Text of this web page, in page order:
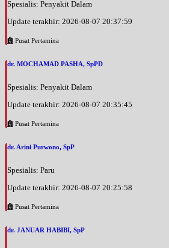
Spesialis: Penyakit Dalam
Update terakhir: 2026-08-07 20:37:59
Pusat Pertamina
dr. MOCHAMAD PASHA, SpPD
Spesialis: Penyakit Dalam
Update terakhir: 2026-08-07 20:35:45
Pusat Pertamina
dr. Arini Purwono, SpP
Spesialis: Paru
Update terakhir: 2026-08-07 20:25:58
Pusat Pertamina
dr. JANUAR HABIBI, SpP